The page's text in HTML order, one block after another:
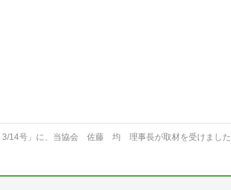
3/14号」に、当協会 佐藤 均 理事長が取材を受けました